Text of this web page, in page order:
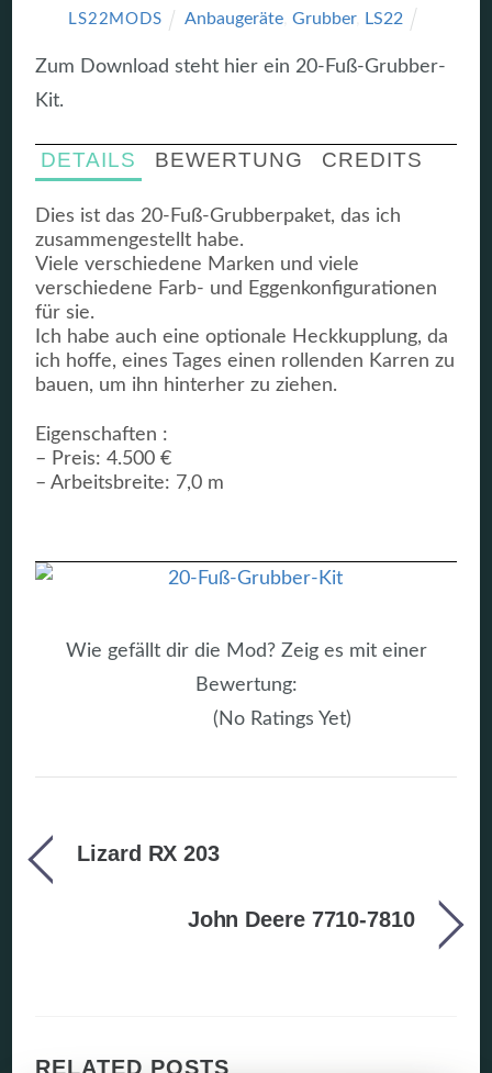
LS22MODS Anbaugeräte, Grubber, LS22
Zum Download steht hier ein 20-Fuß-Grubber-
Kit.
DETAILS BEWERTUNG CREDITS
Dies ist das 20-Fuß-Grubberpaket, das ich
zusammengestellt habe.
Viele verschiedene Marken und viele
verschiedene Farb- und Eggenkonfigurationen
für sie.
Ich habe auch eine optionale Heckkupplung, da
ich hoffe, eines Tages einen rollenden Karren zu
bauen, um ihn hinterher zu ziehen.
Eigenschaften :
– Preis: 4.500 €
– Arbeitsbreite: 7,0 m
Wie gefällt dir die Mod? Zeig es mit einer
Bewertung:
(No Ratings Yet)
Lizard RX 203
John Deere 7710-7810
RELATED POSTS